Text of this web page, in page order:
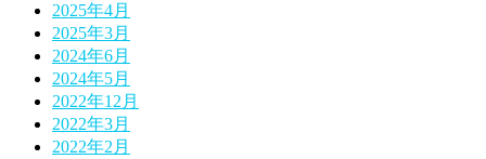
2025年4月
2025年3月
2024年6月
2024年5月
2022年12月
2022年3月
2022年2月